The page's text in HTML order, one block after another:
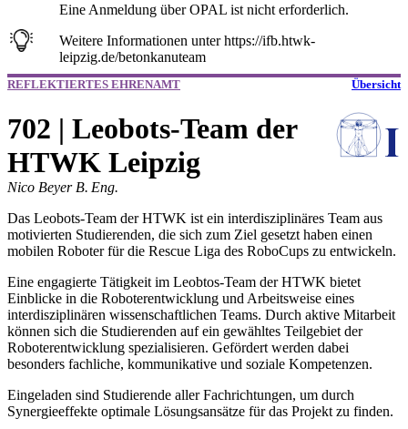
Eine Anmeldung über OPAL ist nicht erforderlich.
Weitere Informationen unter https://ifb.htwk-
leipzig.de/betonkanuteam
REFLEKTIERTES EHRENAMT Übersicht
702 | Leobots-Team der
HTWK Leipzig
Nico Beyer B. Eng.
Das Leobots-Team der HTWK ist ein interdisziplinäres Team aus
motivierten Studierenden, die sich zum Ziel gesetzt haben einen
mobilen Roboter für die Rescue Liga des RoboCups zu entwickeln.
Eine engagierte Tätigkeit im Leobtos-Team der HTWK bietet
Einblicke in die Roboterentwicklung und Arbeitsweise eines
interdisziplinären wissenschaftlichen Teams. Durch aktive Mitarbeit
können sich die Studierenden auf ein gewähltes Teilgebiet der
Roboterentwicklung spezialisieren. Gefördert werden dabei
besonders fachliche, kommunikative und soziale Kompetenzen.
Eingeladen sind Studierende aller Fachrichtungen, um durch
Synergieeffekte optimale Lösungsansätze für das Projekt zu finden.